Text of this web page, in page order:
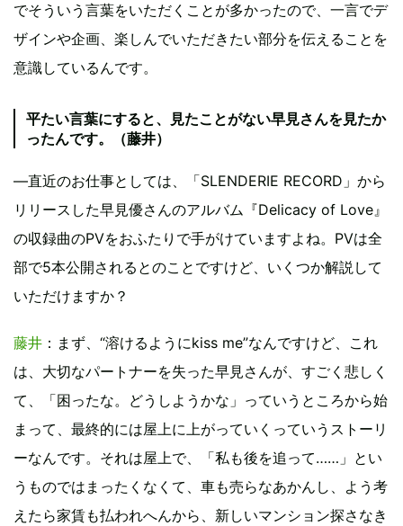
でそういう言葉をいただくことが多かったので、一言でデ
ザインや企画、楽しんでいただきたい部分を伝えることを
意識しているんです。
平たい言葉にすると、見たことがない早見さんを見たか
ったんです。（藤井）
―直近のお仕事としては、「SLENDERIE RECORD」から
リリースした早見優さんのアルバム『Delicacy of Love』
の収録曲のPVをおふたりで手がけていますよね。PVは全
部で5本公開されるとのことですけど、いくつか解説して
いただけますか？
藤井 ：まず、“溶けるようにkiss me”なんですけど、これ
は、大切なパートナーを失った早見さんが、すごく悲しく
て、「困ったな。どうしようかな」っていうところから始
まって、最終的には屋上に上がっていくっていうストーリ
ーなんです。それは屋上で、「私も後を追って……」とい
うものではまったくなくて、車も売らなあかんし、よう考
えたら家賃も払われへんから、新しいマンション探さなき